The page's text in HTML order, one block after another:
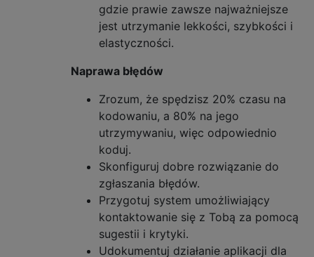
gdzie prawie zawsze najważniejsze
jest utrzymanie lekkości, szybkości i
elastyczności.
Naprawa błędów
Zrozum, że spędzisz 20% czasu na
kodowaniu, a 80% na jego
utrzymywaniu, więc odpowiednio
koduj.
Skonfiguruj dobre rozwiązanie do
zgłaszania błędów.
Przygotuj system umożliwiający
kontaktowanie się z Tobą za pomocą
sugestii i krytyki.
Udokumentuj działanie aplikacji dla